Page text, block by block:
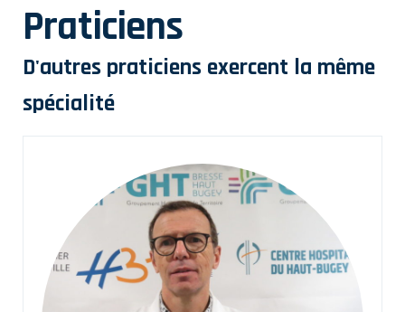
Praticiens
D'autres praticiens exercent la même
spécialité